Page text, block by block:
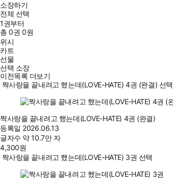
소장하기
전체 선택
1권부터
총0권 0원
위시
카트
선물
선택 소장
이전목록 더보기
짝사랑을 끝내려고 했는데(LOVE-HATE) 4권 (완결) 선택
짝사랑을 끝내려고 했는데(LOVE-HATE) 4권 (완결)
등록일 2026.06.13
글자수 약 10.7만 자
4,300원
짝사랑을 끝내려고 했는데(LOVE-HATE) 3권 선택